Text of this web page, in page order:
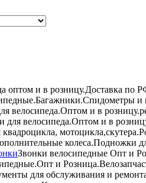
оптом и в розницу.Доставка по
велосипеда.Оптом и в
для велосипеда.Оптом и в
колеса.Подножки
Звонки велосипедные Опт и
и
для обслуживания и